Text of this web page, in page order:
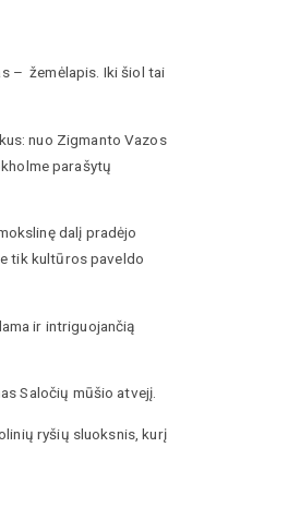
– žemėlapis. Iki šiol tai
nuo Zigmanto Vazos
parašytų
dalį pradėjo
tik kultūros paveldo
ir intriguojančią
Saločių mūšio atvejį.
ryšių sluoksnis, kurį